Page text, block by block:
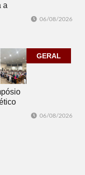
a
06/08/2026
GERAL
06/08/2026